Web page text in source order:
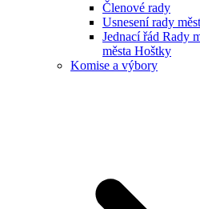
Členové rady
Usnesení rady
Jednací řád Rady
města Hoštky
Komise a výbory